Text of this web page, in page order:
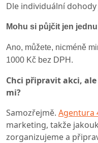
Dle individuální
Mohu si půjčit jen
Ano, můžete, nicméně
1000 Kč bez DPH.
Chci připravit akci,
mi?
Samozřejmě. Agentura
marketing, takže
zorganizujeme a